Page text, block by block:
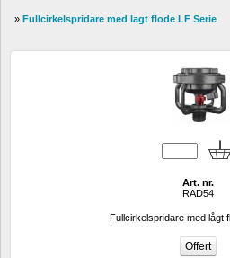
» Fullcirkelspridare med lagt flode LF Serie
Art. nr.
RAD54
Fullcirkelspridare med lågt